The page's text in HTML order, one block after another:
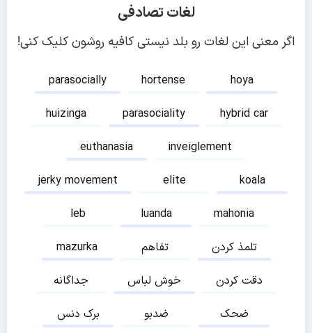
لغات تصادفی
اگر معنی این لغات رو بلد نیستی کافیه روشون کلیک کنی!
parasocially hortense
hoya
huizinga
parasociality
hybrid car
euthanasia
inveiglement
jerky movement
elite
koala
leb
luanda
mahonia
mazurka
تفاهم
تلمذ کردن
جداگانه
خوش لباس
دقت کردن
برک دنس
ضدبو
ضحک